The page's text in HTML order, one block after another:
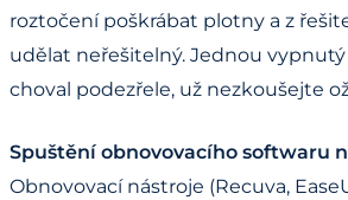
roztočení poškrábat plotny a z
udělat neřešitelný. Jednou
choval podezřele, už nezkoušejte
Spuštění obnovovacího softwaru
Obnovovací nástroje (Recuva,